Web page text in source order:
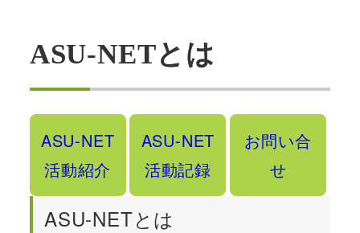
ASU-NETとは
ASU-NET
活動紹介
ASU-NET
活動記録
お問い合
せ
ASU-NETとは